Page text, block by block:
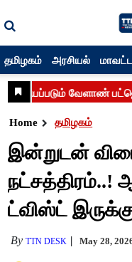
தமிழகம் அரசியல்
Home தமிழகம்
இன்றுடன்
நட்சத்திரம்..!
ட்விஸ்ட்
ByTTN DESK May 28,